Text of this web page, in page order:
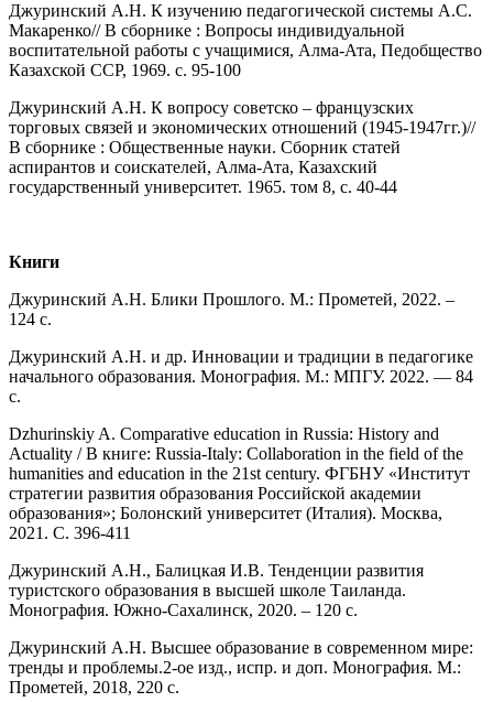
Джуринский А.Н. К изучению педагогической системы А.С.
Макаренко// В сборнике : Вопросы индивидуальной
воспитательной работы с учащимися, Алма-Ата, Педобщество
Казахской ССР, 1969. с. 95-100
Джуринский А.Н. К вопросу советско – французских
торговых связей и экономических отношений (1945-1947гг.)//
В сборнике : Общественные науки. Сборник статей
аспирантов и соискателей, Алма-Ата, Казахский
государственный университет. 1965. том 8, с. 40-44
Книги
Джуринский А.Н. Блики Прошлого. М.: Прометей, 2022. –
124 с.
Джуринский А.Н. и др. Инновации и традиции в педагогике
начального образования. Монография. М.: МПГУ. 2022. — 84
с.
Dzhurinskiy A. Comparative education in Russia: History and
Actuality / В книге: Russia-Italy: Collaboration in the field of the
humanities and education in the 21st century. ФГБНУ «Институт
стратегии развития образования Российской академии
образования»; Болонский университет (Италия). Москва,
2021. С. 396-411
Джуринский А.Н., Балицкая И.В. Тенденции развития
туристского образования в высшей школе Таиланда.
Монография. Южно-Сахалинск, 2020. – 120 с.
Джуринский А.Н. Высшее образование в современном мире:
тренды и проблемы.2-ое изд., испр. и доп. Монография. М.:
Прометей, 2018, 220 с.